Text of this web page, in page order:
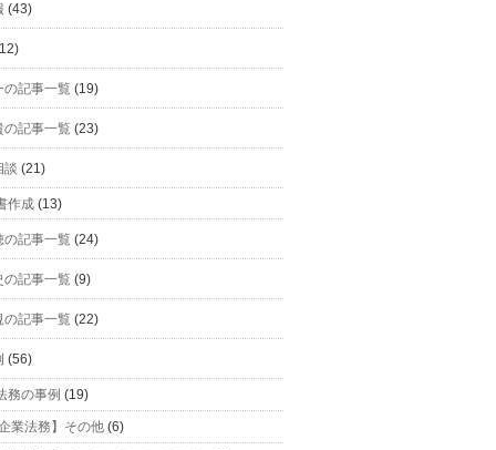
(43)
の記事一覧 (19)
の記事一覧 (23)
談 (21)
作成 (13)
の記事一覧 (24)
の記事一覧 (9)
の記事一覧 (22)
(56)
務の事例 (19)
業法務】その他 (6)